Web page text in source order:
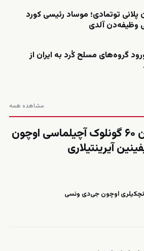
پلانی توتمادی؛ موساد رئیسی کورد
وظیفه‌دن آلدی
گروه‌های مسلح کُرد به ایران از
مشاهده همه
العربیه: هورموزون ۶۰ گونلوک آچیلماسی اوچون
آیرینتیلاری
نیوز: ترامپ ۲۰۲۸ سئچکیلری اوچون جی‌دی ونسی